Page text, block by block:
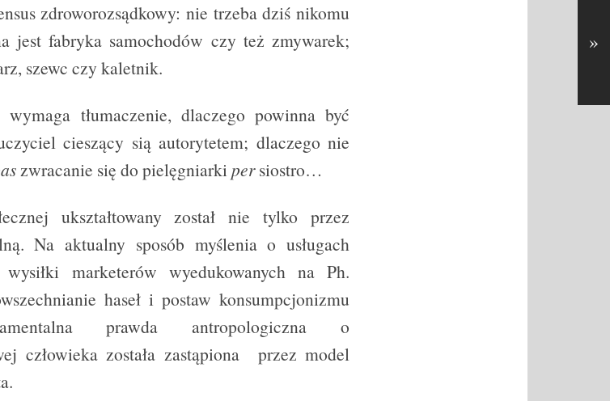
zdroworozsądkowy: nie trzeba dziś nikomu
jest fabryka samochodów czy też zmywarek;
szewc czy kaletnik.
tłumaczenie, dlaczego powinna być
cieszący sią autorytetem; dlaczego nie
zwracanie się do pielęgniarkipersiostro…
ukształtowany został nie tylko przez
Na aktualny sposób myślenia o usługach
marketerów wyedukowanych na Ph.
haseł i postaw konsumpcjonizmu
prawda antropologiczna o
człowieka została zastąpiona przez model
»